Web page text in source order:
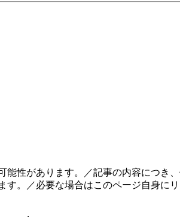
性があります。／記事の内容につき
。／必要な場合はこのページ自身に